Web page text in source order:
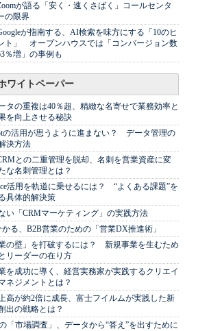
が語る「安く・速くさばく」コールセンタ
の限界
が指南する、AI検索を味方にする「10のヒ
ト」 オープンハウスでは「コンバージョン数
％増」の事例も
ワイトペーパー
タの重複は40％超、精緻な名寄せで業務効率と
を向上させる秘訣
の活用が思うように進まない？ データ管理の
決方法
との二重管理を脱却、名刺を営業資産に変
な名刺管理とは？
活用を軌道に乗せるには？ “よくある課題”を
具体的解決策
い「CRMマーケティング」の実践方法
る、B2B営業のための「営業DX推進術」
業の壁」を打破するには？ 新規事業を生むため
リーダーの在り方
を成功に導く、経営実務家が実践するクリエイ
ネジメントとは？
高が約2倍に成長、富士フイルムが実践した新
出の戦略とは？
「市場調査」、データから“答え”を出すために